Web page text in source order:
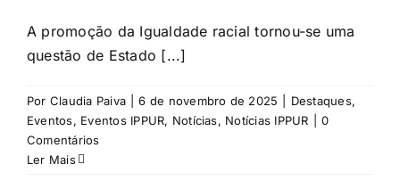
A promoção da Igualdade racial tornou-se uma
questão de Estado [...]
Por Claudia Paiva 6 de novembro de 2025 Destaques,
Eventos, Eventos IPPUR, Notícias, Notícias IPPUR
0
Comentários
Ler Mais